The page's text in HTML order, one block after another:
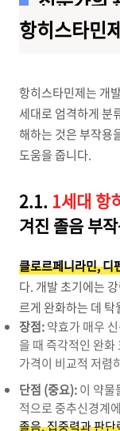
항히스타민
항히스타민제는 개
세대로 엄격하게 분
해하는 것은 부작용
도움을 줍니다.
2.1.1세대 항
겨진 졸음 부
클로르페니라민, 디
다. 개발 초기에는
르게 완화하는 데
장점:약효가 매우
을 때 즉각적인 완
가격이 비교적 저렴
단점 (중요):이 약물
적으로 중추신경계
졸음, 집중력과 판